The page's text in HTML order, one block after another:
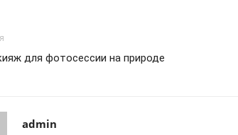
для фотосессии на природе
admin